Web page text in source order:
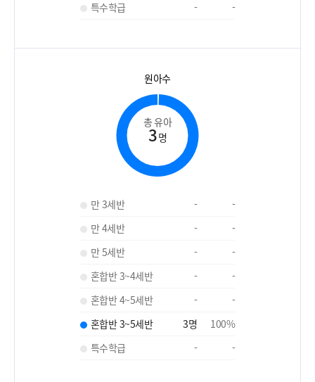
특수학급
- -
원아수
총 유아
3명
만 3세반 -
-
만 4세반
-
-
만 5세반
-
-
혼합반 3~4세반
-
-
혼합반 4~5세반
-
-
혼합반 3~5세반
3명 100%
특수학급
- -